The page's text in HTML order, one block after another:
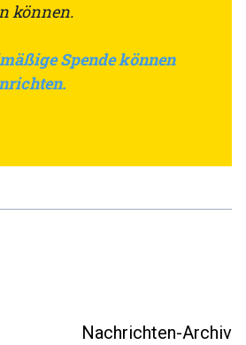
können.
Spende können
Nachrichten-Archiv